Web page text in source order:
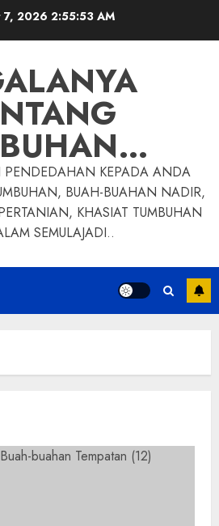
7, 2026 2:55:54 AM
PENDEDAHAN KEPADA ANDA
BUAH-BUAHAN NADIR,
KHASIAT TUMBUHAN
SEMULAJADI..